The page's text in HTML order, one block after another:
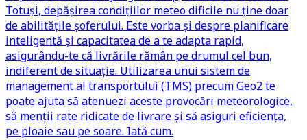
Totuși, depășirea condițiilor meteo dificile nu ține doar
de abilitățile șoferului. Este vorba și despre planificare
inteligentă și capacitatea de a te adapta rapid,
asigurându-te că livrările rămân pe drumul cel bun,
indiferent de situație. Utilizarea unui sistem de
management al transportului (TMS) precum Geo2 te
poate ajuta să atenuezi aceste provocări meteorologice,
să menții rate ridicate de livrare și să asiguri eficiența,
pe ploaie sau pe soare. Iată cum.